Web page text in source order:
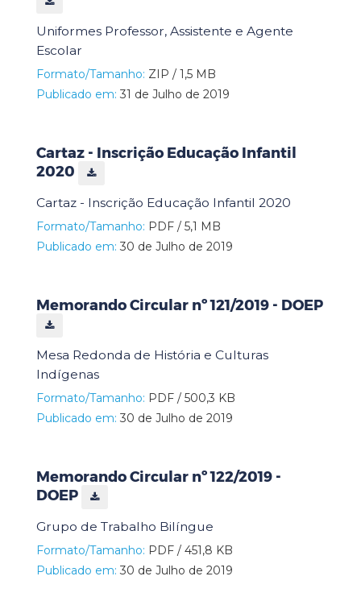
Uniformes Professor, Assistente e Agente
Escolar
Formato/Tamanho: ZIP / 1,5 MB
Publicado em: 31 de Julho de 2019
Cartaz - Inscrição Educação Infantil
2020
Cartaz - Inscrição Educação Infantil 2020
Formato/Tamanho: PDF / 5,1 MB
Publicado em: 30 de Julho de 2019
Memorando Circular nº 121/2019 - DOEP
Mesa Redonda de História e Culturas
Indígenas
Formato/Tamanho: PDF / 500,3 KB
Publicado em: 30 de Julho de 2019
Memorando Circular nº 122/2019 -
DOEP
Grupo de Trabalho Bilíngue
Formato/Tamanho: PDF / 451,8 KB
Publicado em: 30 de Julho de 2019